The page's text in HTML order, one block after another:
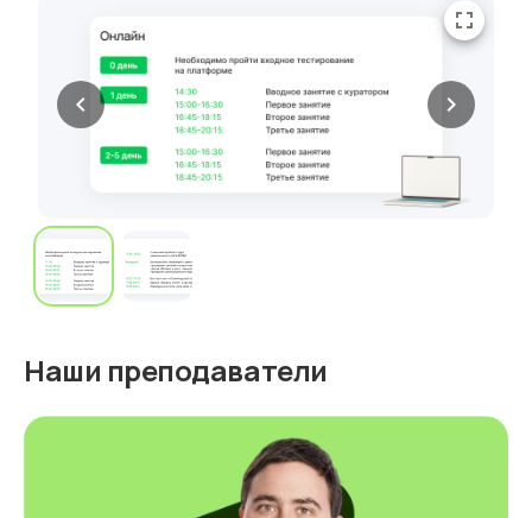
chevron_left chevron_right
fullscreen
Наши преподаватели